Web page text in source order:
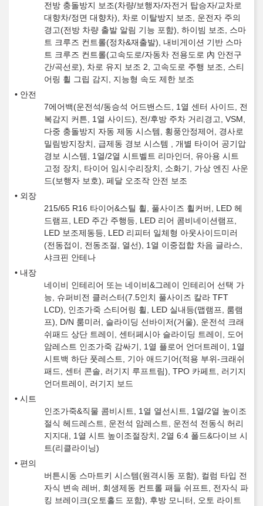
전방 충돌방지 보조(차량/보행자/자전거 탑승자/교차로
대향차/정면 대향차), 차로 이탈방지 보조, 운전자 주의
경고(전방 차량 출발 알림 기능 포함), 하이빔 보조, 스마
트 크루즈 컨트롤(정차&재출발), 내비게이션 기반 스마
트 크루즈 컨트롤(고속도로/자동차 전용도로 內 안전구
간/곡선로), 차로 유지 보조 2, 고속도로 주행 보조, 스티
어링 휠 그립 감지, 지능형 속도 제한 보조
안전
7에어백(운전석/동승석 어드밴스드, 1열 센터 사이드, 전
복감지 커튼, 1열 사이드), 전/후방 주차 거리경고, VSM,
다중 충돌방지 자동 제동 시스템, 횡풍안정제어, 경사로
밀림방지장치, 급제동 경보 시스템 , 개별 타이어 공기압
경보 시스템, 1열/2열 시트벨트 리마인더, 유아용 시트
고정 장치, 타이어 임시수리장치, 소화기, 가상 엔진 사운
드(보행자 보호), 페달 오조작 안전 보조
외장
215/65 R16 타이어&스틸 휠, 풀사이즈 휠커버, LED 헤
드램프, LED 주간 주행등, LED 리어 콤비네이션램프,
LED 보조제동등, LED 리피터 일체형 아웃사이드미러
(전동접이, 전동조절, 열선), 1열 이중접합 차음 글라스,
샤크핀 안테나
내장
네이비 인테리어 또는 네이비&그레이 인테리어 선택 가
능, 슈퍼비전 클러스터(7.5인치 풀사이즈 칼라 TFT
LCD), 인조가죽 스티어링 휠, LED 실내등(맵램프, 룸램
프), D/N 룸미러, 슬라이딩 선바이저(거울), 운전석 크래
쉬패드 상단 트레이, 센터페시아 슬라이딩 트레이, 도어
암레스트 인조가죽 감싸기, 1열 플로어 언더트레이, 1열
시트백 하단 풋레스트, 기아 애드기어(적용 부위-크래쉬
패드, 센터 콘솔, 러기지 루프트림), TPO 카페트, 러기지
언더트레이, 러기지 보드
시트
인조가죽&직물 콤비시트, 1열 열선시트, 1열/2열 높이조
절식 헤드레스트, 운전석 암레스트, 운전석 전동식 허리
지지대, 1열 시트 높이조절장치, 2열 6:4 폴드&다이브 시
트(리클라이닝)
편의
버튼시동 스마트키 시스템(원격시동 포함), 컬럼 타입 전
자식 변속 레버, 회생제동 컨트롤 패들 쉬프트, 전자식 파
킹 브레이크(오토홀드 포함), 후방 모니터, 오토 라이트